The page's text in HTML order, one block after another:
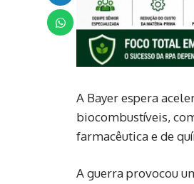
A Bayer espera
biocombustíveis,
farmacêutica e de
A guerra provocou